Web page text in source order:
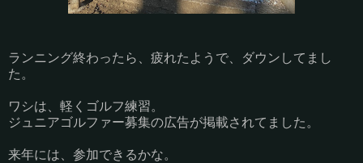
ランニング終わったら、疲れたようで、ダウンしてまし
た。
ワシは、軽くゴルフ練習。
ジュニアゴルファー募集の広告が掲載されてました。
来年には、参加できるかな。